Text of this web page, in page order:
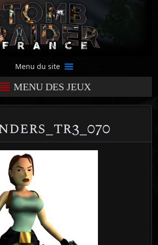
Menu du site
MENU DES JEUX